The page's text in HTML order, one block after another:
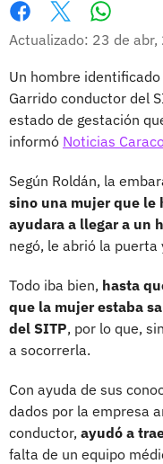
Facebook
X
Actualizado: 23 de abr,
Un hombre
Garrido conductor del
estado de gestación
informó Noticias
Según Roldán, la
sino una mujer que le
ayudara a llegar a un
negó, le abrió la puerta
Todo iba bien, hasta
que la mujer estaba
del SITP, por lo que,
a socorrerla.
Con ayuda de sus
dados por la empresa
conductor, ayudó a
falta de un equipo